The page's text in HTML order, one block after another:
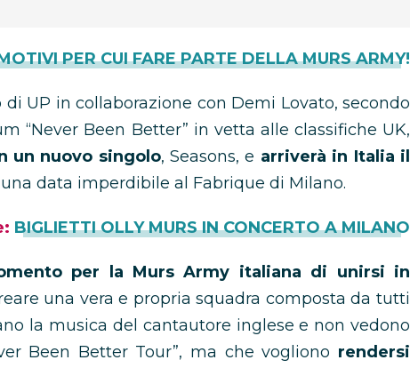
PER CUI FARE PARTE DELLA MURS ARMY!
di UP in collaborazione con Demi Lovato, secondo
“Never Been Better” in vetta alle classifiche UK,
un nuovo singolo, Seasons, e arriverà in Italia il
data imperdibile al Fabrique di Milano.
BIGLIETTI OLLY MURS IN CONCERTO A MILANO
per la Murs Army italiana di unirsi in
una vera e propria squadra composta da tutti
la musica del cantautore inglese e non vedono
Been Better Tour”, ma che vogliono rendersi